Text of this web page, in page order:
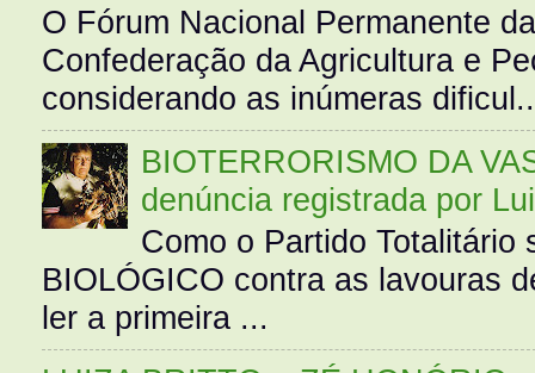
O Fórum Nacional Permanente
Confederação da Agricultura e
considerando as inúmeras
BIOTERRORISMO DA
denúncia registrada por
Como o Partido Totalitário
BIOLÓGICO contra as lavouras
ler a primeira ...